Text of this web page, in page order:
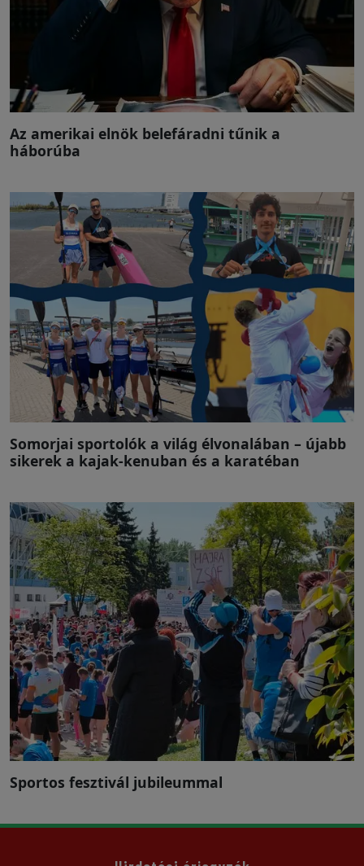
Az amerikai elnök belefáradni tűnik a
háborúba
Somorjai sportolók a világ élvonalában – újabb
sikerek a kajak-kenuban és a karatéban
Sportos fesztivál jubileummal